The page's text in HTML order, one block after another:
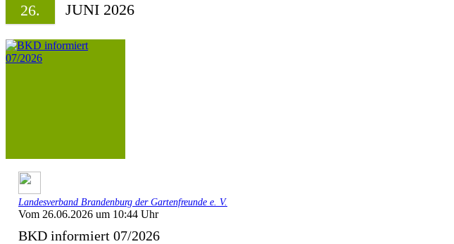
26. JUNI 2026
Landesverband Brandenburg der Gartenfreunde e. V.
Vom 26.06.2026 um 10:44 Uhr
BKD informiert 07/2026